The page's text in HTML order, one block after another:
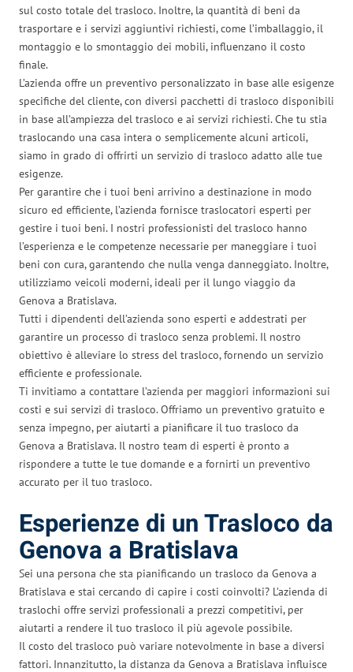
sul costo totale del trasloco. Inoltre, la quantità di beni da
trasportare e i servizi aggiuntivi richiesti, come l’imballaggio, il
montaggio e lo smontaggio dei mobili, influenzano il costo
finale.
L’azienda offre un preventivo personalizzato in base alle esigenze
specifiche del cliente, con diversi pacchetti di trasloco disponibili
in base all’ampiezza del trasloco e ai servizi richiesti. Che tu stia
traslocando una casa intera o semplicemente alcuni articoli,
siamo in grado di offrirti un servizio di trasloco adatto alle tue
esigenze.
Per garantire che i tuoi beni arrivino a destinazione in modo
sicuro ed efficiente, l’azienda fornisce traslocatori esperti per
gestire i tuoi beni. I nostri professionisti del trasloco hanno
l’esperienza e le competenze necessarie per maneggiare i tuoi
beni con cura, garantendo che nulla venga danneggiato. Inoltre,
utilizziamo veicoli moderni, ideali per il lungo viaggio da
Genova a Bratislava.
Tutti i dipendenti dell’azienda sono esperti e addestrati per
garantire un processo di trasloco senza problemi. Il nostro
obiettivo è alleviare lo stress del trasloco, fornendo un servizio
efficiente e professionale.
Ti invitiamo a contattare l’azienda per maggiori informazioni sui
costi e sui servizi di trasloco. Offriamo un preventivo gratuito e
senza impegno, per aiutarti a pianificare il tuo trasloco da
Genova a Bratislava. Il nostro team di esperti è pronto a
rispondere a tutte le tue domande e a fornirti un preventivo
accurato per il tuo trasloco.
Esperienze di un Trasloco da
Genova a Bratislava
Sei una persona che sta pianificando un trasloco da Genova a
Bratislava e stai cercando di capire i costi coinvolti? L’azienda di
traslochi offre servizi professionali a prezzi competitivi, per
aiutarti a rendere il tuo trasloco il più agevole possibile.
Il costo del trasloco può variare notevolmente in base a diversi
fattori. Innanzitutto, la distanza da Genova a Bratislava influisce